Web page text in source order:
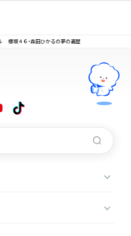
坂４６・森田ひかるの夢の遍歴